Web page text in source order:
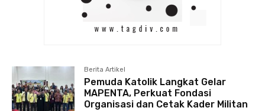
Berita Artikel
Pemuda Katolik Langkat Gelar
MAPENTA, Perkuat Fondasi
Organisasi dan Cetak Kader Militan